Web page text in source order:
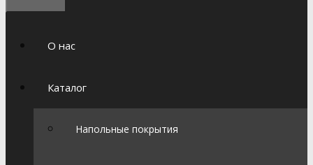
О нас
Каталог
Напольные покрытия